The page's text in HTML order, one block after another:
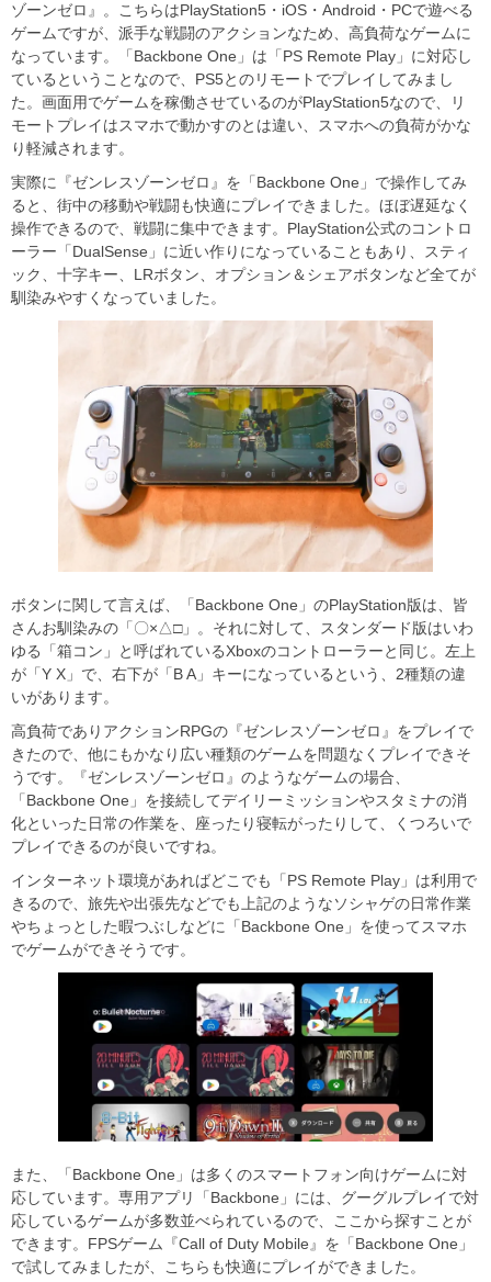
ゾーンゼロ』。こちらはPlayStation5・iOS・Android・PCで遊べる
ゲームですが、派手な戦闘のアクションなため、高負荷なゲームに
なっています。「Backbone One」は「PS Remote Play」に対応し
ているということなので、PS5とのリモートでプレイしてみまし
た。画面用でゲームを稼働させているのがPlayStation5なので、リ
モートプレイはスマホで動かすのとは違い、スマホへの負荷がかな
り軽減されます。
実際に『ゼンレスゾーンゼロ』を「Backbone One」で操作してみ
ると、街中の移動や戦闘も快適にプレイできました。ほぼ遅延なく
操作できるので、戦闘に集中できます。PlayStation公式のコントロ
ーラー「DualSense」に近い作りになっていることもあり、スティ
ック、十字キー、LRボタン、オプション＆シェアボタンなど全てが
馴染みやすくなっていました。
ボタンに関して言えば、「Backbone One」のPlayStation版は、皆
さんお馴染みの「〇×△□」。それに対して、スタンダード版はいわ
ゆる「箱コン」と呼ばれているXboxのコントローラーと同じ。左上
が「Y X」で、右下が「B A」キーになっているという、2種類の違
いがあります。
高負荷でありアクションRPGの『ゼンレスゾーンゼロ』をプレイで
きたので、他にもかなり広い種類のゲームを問題なくプレイできそ
うです。『ゼンレスゾーンゼロ』のようなゲームの場合、
「Backbone One」を接続してデイリーミッションやスタミナの消
化といった日常の作業を、座ったり寝転がったりして、くつろいで
プレイできるのが良いですね。
インターネット環境があればどこでも「PS Remote Play」は利用で
きるので、旅先や出張先などでも上記のようなソシャゲの日常作業
やちょっとした暇つぶしなどに「Backbone One」を使ってスマホ
でゲームができそうです。
また、「Backbone One」は多くのスマートフォン向けゲームに対
応しています。専用アプリ「Backbone」には、グーグルプレイで対
応しているゲームが多数並べられているので、ここから探すことが
できます。FPSゲーム『Call of Duty Mobile』を「Backbone One」
で試してみましたが、こちらも快適にプレイができました。